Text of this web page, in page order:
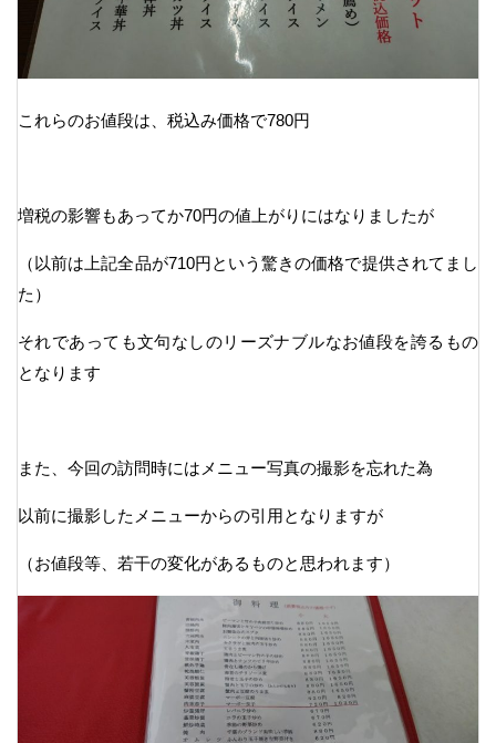
これらのお値段は、税込み価格で780円
増税の影響もあってか70円の値上がりにはなりましたが
（以前は上記全品が710円という驚きの価格で提供されてまし
た）
それであっても文句なしのリーズナブルなお値段を誇るもの
となります
また、今回の訪問時にはメニュー写真の撮影を忘れた為
以前に撮影したメニューからの引用となりますが
（お値段等、若干の変化があるものと思われます）